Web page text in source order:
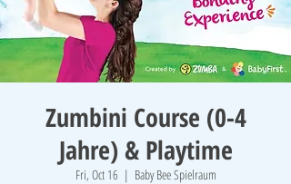
Zumbini Course (0-4
Jahre) & Playtime
Fri, Oct 16
  |
Baby Bee Spielraum